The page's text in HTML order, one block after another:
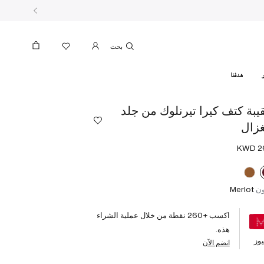
هدفنا
كتف كيرا تيرنلوك من جلد
Merlot
اكسب +260 نقطة من خلال عملية الشراء
هذه.
انضم الآن